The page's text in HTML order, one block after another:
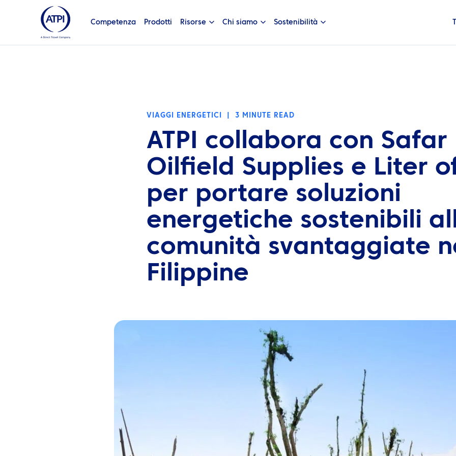
Competenza Prodotti Risorse Chi siamo Sostenibilità
VIAGGI ENERGETICI 3 MINUTE READ
ATPI collabora con Safar
Oilfield Supplies e Liter
per portare soluzioni
energetiche sostenibili
comunità svantaggiate
Filippine